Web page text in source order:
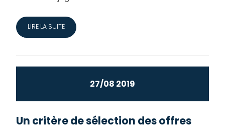
LIRE LA SUITE
27/08 2019
Un critère de sélection des offres